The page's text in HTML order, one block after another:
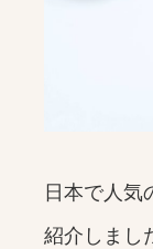
日本で人気
紹介しまし